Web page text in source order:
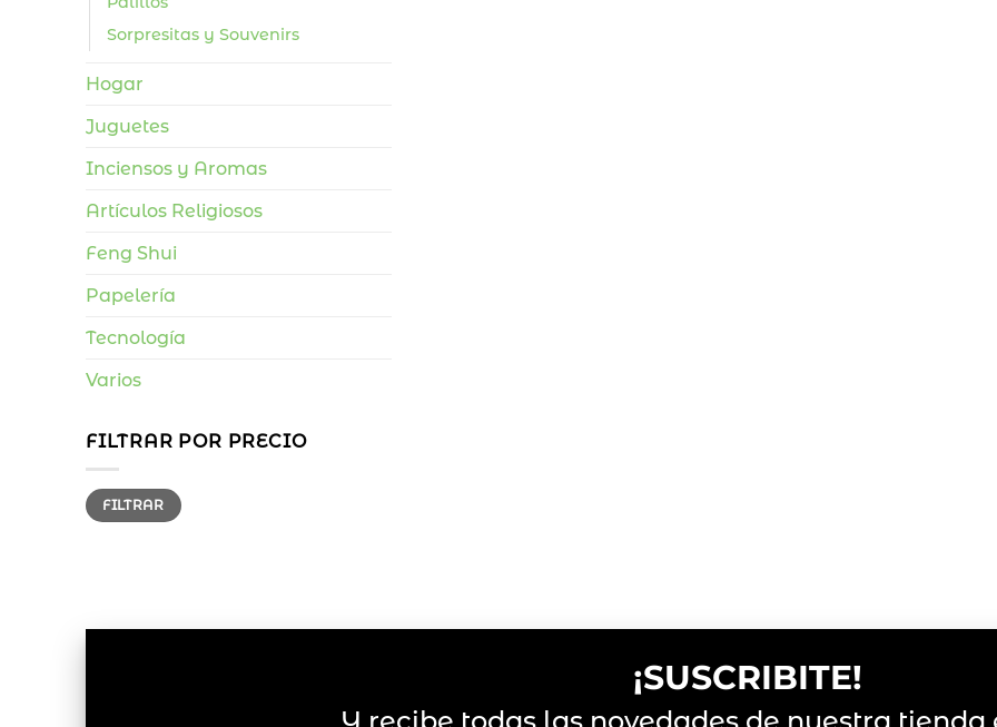
Sorpresitas y Souvenirs
Hogar
Juguetes
Inciensos y Aromas
Artículos Religiosos
Feng Shui
Papelería
Tecnología
Varios
FILTRAR POR PRECIO
Precio
mínimo
Precio
máximo
FILTRAR
¡SUSCRIBITE!